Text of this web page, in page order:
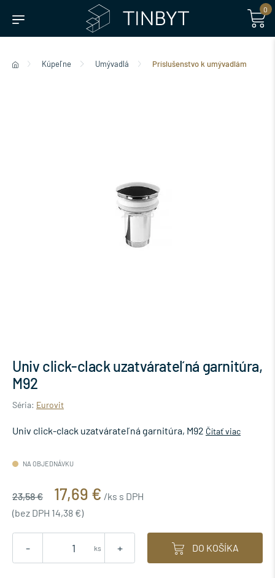
0
Kúpeľne Umývadlá Príslušenstvo k umývadlám
Univ click-clack uzatvárateľná garnitúra,
M92
Séria: Eurovit
Univ click-clack uzatvárateľná garnitúra, M92 Čítať viac
NA OBJEDNÁVKU
23,58 € 17,69 € /ks s DPH
(bez DPH 14,38 €)
- +
ks DO KOŠÍKA